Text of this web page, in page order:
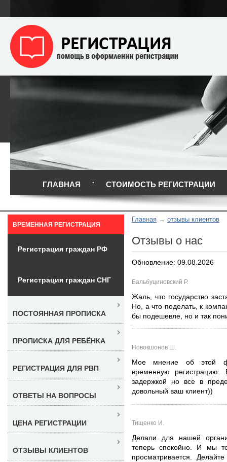
ГЛАВНАЯ СТОИМОСТЬ РЕГИСТРАЦИИ
Главная отзывы клиентов
Отзывы о нас
Обновление: 09.08.2026
Бальбуциновский Р.
Жаль, что государство
Но, а что поделать, к
бы подешевле, но и так
Новокшонов Ш.
Мое мнение об этой
временную
задержкой но все в
довольный ваш клиент))
Тищенко И.
Делали для нашей
теперь спокойно. И мы
просматривается.
ВРЕМЕННАЯ РЕГИСТРАЦИЯ
Регистрация граждан РФ
Регистрация граждан СНГ
ПОСТОЯННАЯ ПРОПИСКА
ПРОПИСКА ДЛЯ РЕБЁНКА
РЕГИСТРАЦИЯ ДЛЯ РВП
ОТВЕТЫ НА ВОПРОСЫ
ЦЕНА РЕГИСТРАЦИИ
ОТЗЫВЫ КЛИЕНТОВ